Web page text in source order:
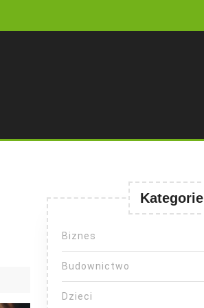
Kategorie
Biznes
Budownictwo
Dzieci